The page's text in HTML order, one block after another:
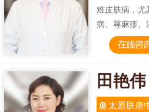
难皮肤病，尤
病、荨麻疹、
田艳伟
太原肤康